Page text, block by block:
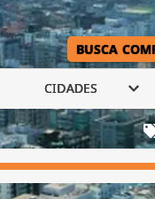
BUSCA
CIDADES